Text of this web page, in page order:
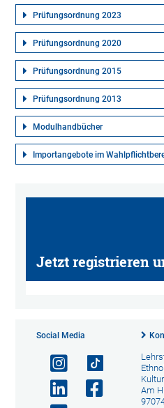
Prüfungsordnung 2023
Prüfungsordnung 2020
Prüfungsordnung 2015
Prüfungsordnung 2013
Modulhandbücher
Importangebote im
Jetzt registrieren
Social Media
Am